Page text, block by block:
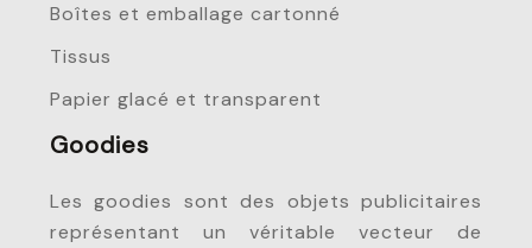
Boîtes et emballage cartonné
Tissus
Papier glacé et transparent
Goodies
Les goodies sont des objets publicitaires
représentant un véritable vecteur de